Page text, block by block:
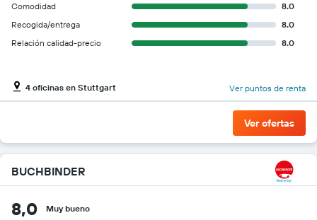
Comodidad
8.0
Recogida/entrega
8.0
Relación calidad-precio
8.0
4 oficinas en Stuttgart Ver puntos de renta
Ver ofertas
BUCHBINDER
8,0 Muy bueno